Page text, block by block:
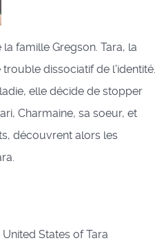
famille Gregson. Tara, la
dissociatif de l'identité.
elle décide de stopper
Charmaine, sa soeur, et
découvrent alors les
United States of Tara